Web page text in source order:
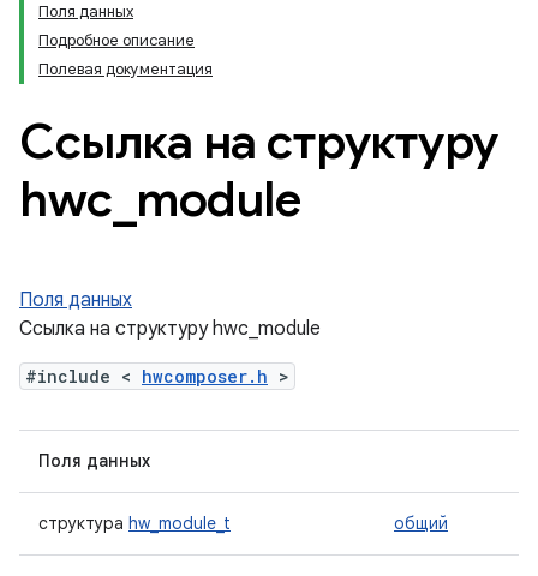
Поля данных
Подробное описание
Полевая документация
Ссылка на структуру
hwc module
Поля данных
Ссылка на структуру hwc_module
#include < hwcomposer.h >
Поля данных
структура hw_module_t общий